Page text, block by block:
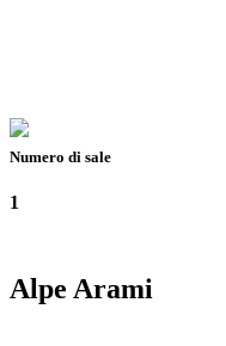
Numero di sale
1
Alpe Arami